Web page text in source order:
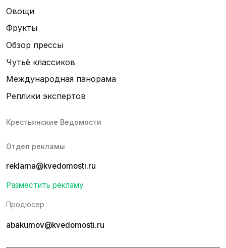
Овощи
Фрукты
Обзор прессы
Чутьё классиков
Международная панорама
Реплики экспертов
Крестьянские Ведомости
Отдел рекламы
reklama@kvedomosti.ru
Разместить рекламу
Продюсер
abakumov@kvedomosti.ru